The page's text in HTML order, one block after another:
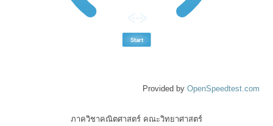
Provided by OpenSpeedtest.com
ภาควิชาคณิตศาสตร์ คณะวิทยาศาสตร์